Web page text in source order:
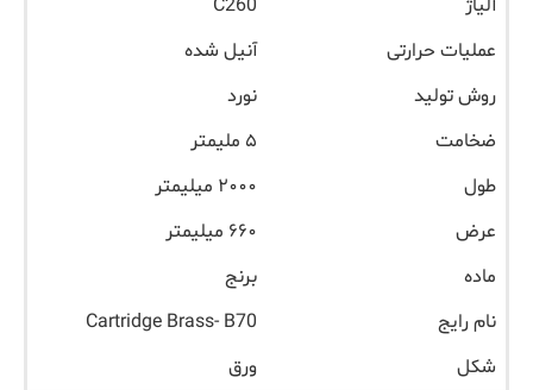
آلیاژ
C260
عملیات حرارتی
آنیل شده
روش تولید
نورد
ضخامت
۵ ملیمتر
طول
۲۰۰۰ میلیمتر
عرض
۶۶۰ میلیمتر
ماده
برنج
نام رایج
Cartridge Brass- B70
شکل
ورق